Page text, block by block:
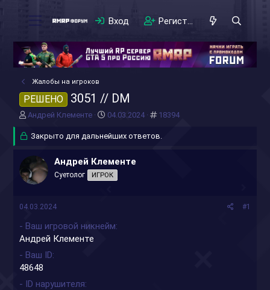
Вход Регистрация
Жалобы на игроков
РЕШЕНО 3051 // DM
А
т
р
т
е
Андрей Клементе
Д
т
н
а
ч
04.03.2024 #18394
Закрыто для дальнейших ответов.
Андрей Клементе
Суетолог ИГРОК
04.03.2024 #1
- Ваш игровой никнейм
Андрей Клементе
- Ваш ID
48648
- ID нарушителя